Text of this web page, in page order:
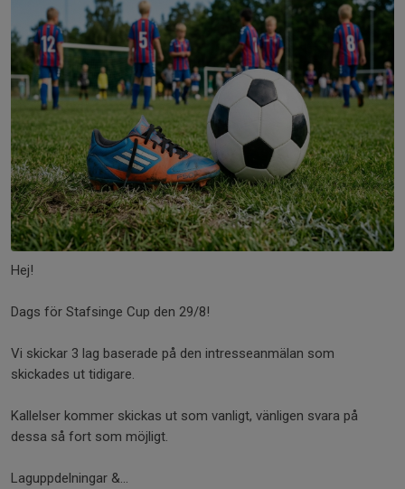
Hej!
Dags för Stafsinge Cup den 29/8!
Vi skickar 3 lag baserade på den intresseanmälan som
skickades ut tidigare.
Kallelser kommer skickas ut som vanligt, vänligen svara på
dessa så fort som möjligt.
Laguppdelningar &...